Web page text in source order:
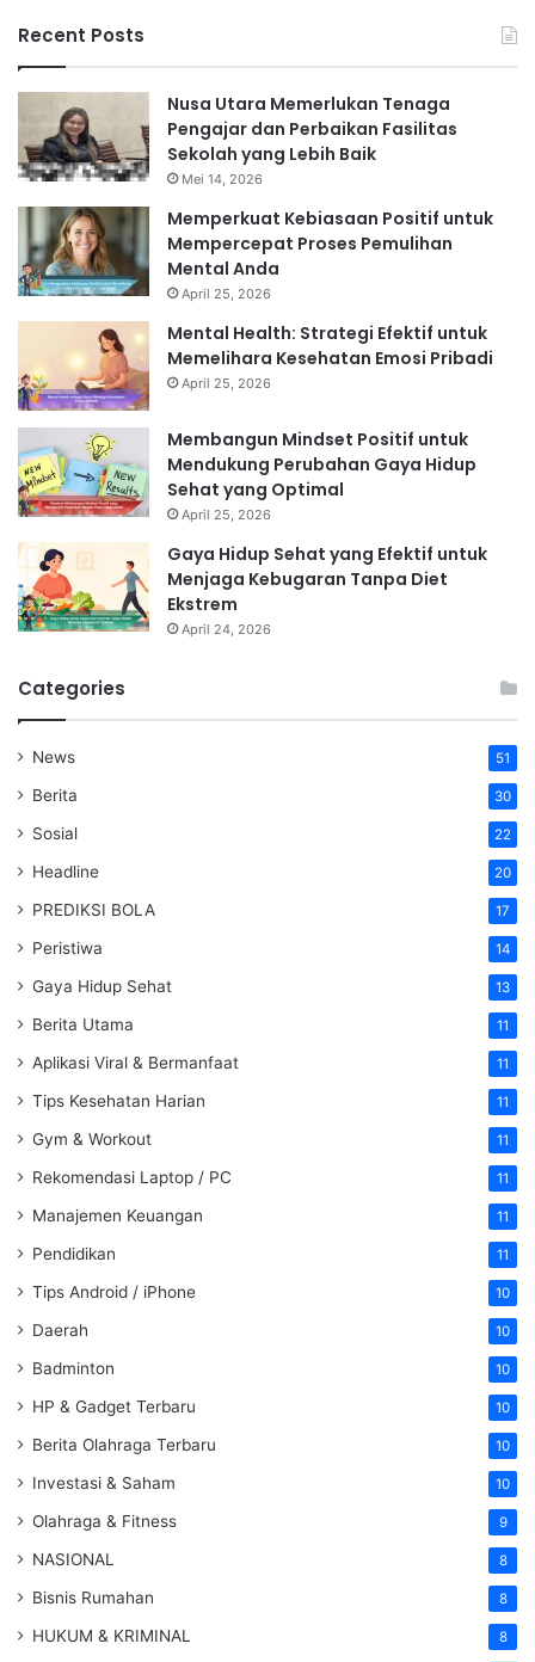
Recent Posts
Nusa Utara Memerlukan Tenaga
Pengajar dan Perbaikan Fasilitas
Sekolah yang Lebih Baik
Mei 14, 2026
Memperkuat Kebiasaan Positif untuk
Mempercepat Proses Pemulihan
Mental Anda
April 25, 2026
Mental Health: Strategi Efektif untuk
Memelihara Kesehatan Emosi Pribadi
April 25, 2026
Membangun Mindset Positif untuk
Mendukung Perubahan Gaya Hidup
Sehat yang Optimal
April 25, 2026
Gaya Hidup Sehat yang Efektif untuk
Menjaga Kebugaran Tanpa Diet
Ekstrem
April 24, 2026
Categories
News 51
Berita 30
Sosial 22
Headline 20
PREDIKSI BOLA 17
Peristiwa 14
Gaya Hidup Sehat 13
Berita Utama 11
Aplikasi Viral & Bermanfaat 11
Tips Kesehatan Harian 11
Gym & Workout 11
Rekomendasi Laptop / PC 11
Manajemen Keuangan 11
Pendidikan 11
Tips Android / iPhone 10
Daerah 10
Badminton 10
HP & Gadget Terbaru 10
Berita Olahraga Terbaru 10
Investasi & Saham 10
Olahraga & Fitness 9
NASIONAL 8
Bisnis Rumahan 8
HUKUM & KRIMINAL 8